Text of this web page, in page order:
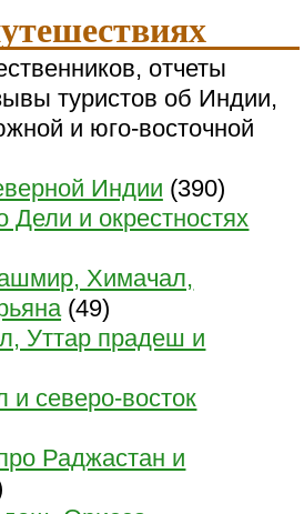
отчеты
туристов об Индии,
и юго-восточной
Индии (390)
Дели и окрестностях
Химачал,
(49)
Уттар прадеш и
и северо-восток
Раджастан и